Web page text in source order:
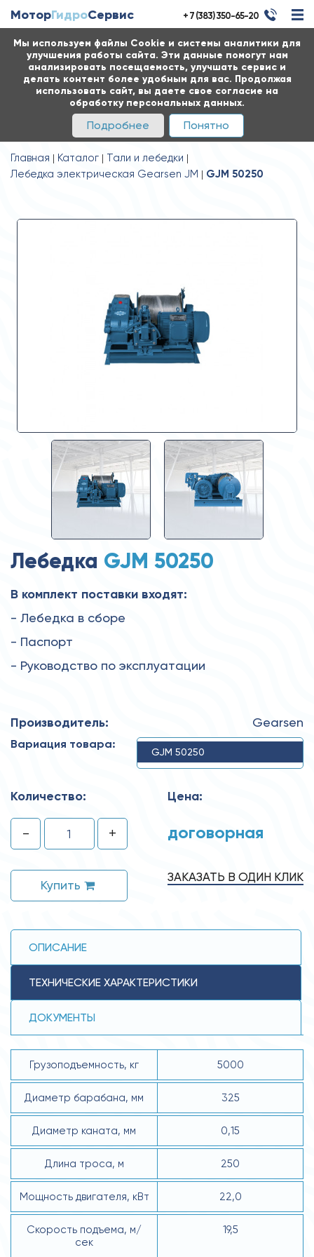
Мы используем файлы Cookie и системы аналитики для
улучшения работы сайта. Эти данные помогут нам
анализировать посещаемость, улучшать сервис и
делать контент более удобным для вас. Продолжая
использовать сайт, вы даете свое согласие на
обработку персональных данных.
Подробнее Понятно
МоторГидроСервис + 7 (383) 350-65-20
Главная Каталог
Тали и лебедки
Лебедка электрическая Gearsen JM
GJM 50250
Лебедка GJM 50250
В комплект поставки входят:
- Лебедка в сборе
- Паспорт
- Руководство по эксплуатации
Производитель: Gearsen
Вариация товара:
GJM 50250
Количество:
- +
Купить
Цена:
договорная
ЗАКАЗАТЬ В ОДИН КЛИК
ОПИСАНИЕ
ТЕХНИЧЕСКИЕ ХАРАКТЕРИСТИКИ
ДОКУМЕНТЫ
Грузоподъемность, кг 5000
Диаметр барабана, мм 325
Диаметр каната, мм 0,15
Длина троса, м 250
Мощность двигателя, кВт 22,0
Скорость подъема, м/
сек
19,5